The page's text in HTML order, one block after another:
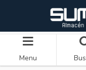
Menu